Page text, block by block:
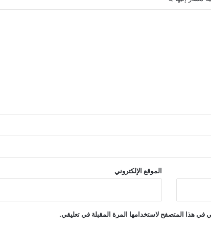
الموقع الإلكتروني
في هذا المتصفح لاستخدامها المرة المقبلة في تعليقي.